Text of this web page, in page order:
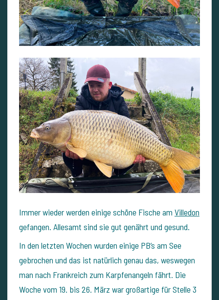
Immer wieder werden einige schöne Fische am Villedon
gefangen. Allesamt sind sie gut genährt und gesund.
In den letzten Wochen wurden einige PB’s am See
gebrochen und das ist natürlich genau das, weswegen
man nach Frankreich zum Karpfenangeln fährt. Die
Woche vom 19. bis 26. März war großartige für Stelle 3